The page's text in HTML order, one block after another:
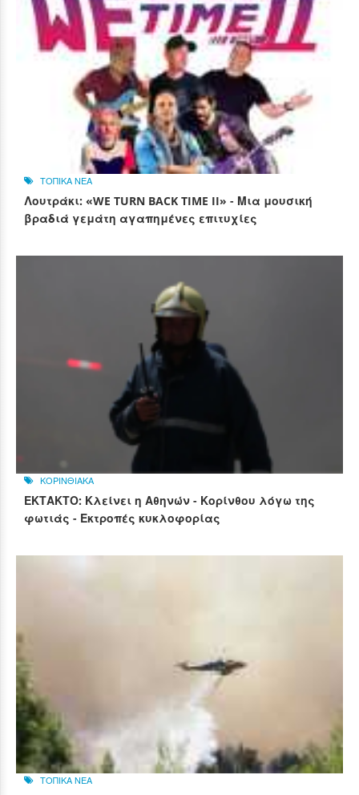
ΤΟΠΙΚΑ ΝΕΑ
Λουτράκι: «WE TURN BACK TIME II» - Μια μουσική
βραδιά γεμάτη αγαπημένες επιτυχίες
ΚΟΡΙΝΘΙΑΚΑ
ΕΚΤΑΚΤΟ: Κλείνει η Αθηνών - Κορίνθου λόγω της
φωτιάς - Εκτροπές κυκλοφορίας
ΤΟΠΙΚΑ ΝΕΑ